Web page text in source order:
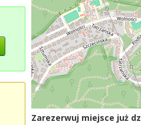
Zarezerwuj miejsce już